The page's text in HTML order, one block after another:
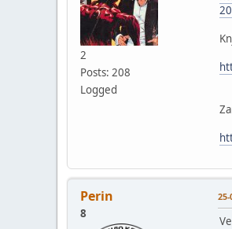
2
Posts: 208
Logged
Perin
8
25-